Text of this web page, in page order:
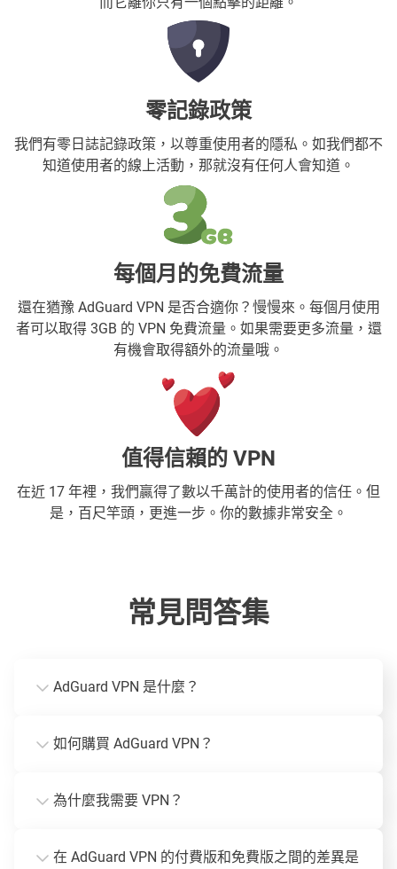
零記錄政策
我們有零日誌記錄政策，以尊重使用者的隱私。如我們都不
知道使用者的線上活動，那就沒有任何人會知道。
每個月的免費流量
還在猶豫 AdGuard VPN 是否合適你？慢慢來。每個月使用
者可以取得 3GB 的 VPN 免費流量。如果需要更多流量，還
有機會取得額外的流量哦。
值得信賴的 VPN
在近 17 年裡，我們贏得了數以千萬計的使用者的信任。但
是，百尺竿頭，更進一步。你的數據非常安全。
常見問答集
AdGuard VPN 是什麼？
如何購買 AdGuard VPN？
為什麼我需要 VPN？
在 AdGuard VPN 的付費版和免費版之間的差異是